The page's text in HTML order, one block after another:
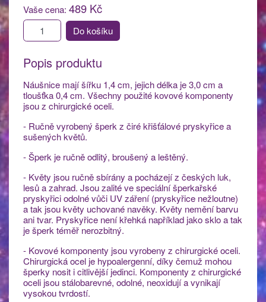
Vaše cena: 489 Kč
Do košíku
Popis produktu
Náušnice mají šířku 1,4 cm, jejich délka je 3,0 cm a
tloušťka 0,4 cm. Všechny použité kovové komponenty
jsou z chirurgické oceli.
- Ručně vyrobený šperk z čiré křišťálové pryskyřice a
sušených květů.
- Šperk je ručně odlitý, broušený a leštěný.
- Květy jsou ručně sbírány a pocházejí z českých luk,
lesů a zahrad. Jsou zalité ve speciální šperkařské
pryskyřici odolné vůči UV záření (pryskyřice nežloutne)
a tak jsou květy uchované navěky. Květy nemění barvu
ani tvar. Pryskyřice není křehká například jako sklo a tak
je šperk téměř nerozbitný.
- Kovové komponenty jsou vyrobeny z chirurgické oceli.
Chirurgická ocel je hypoalergenní, díky čemuž mohou
šperky nosit i citlivější jedinci. Komponenty z chirurgické
oceli jsou stálobarevné, odolné, neoxidují a vynikají
vysokou tvrdostí.